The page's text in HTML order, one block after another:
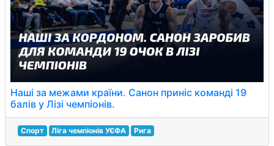
Наші за межами країни. Санон приніс команді 19
балів у Лізі чемпіонів.
Спорт Ліга чемпіонів УЄФА Рига